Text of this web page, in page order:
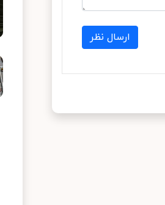
ارسال نظر